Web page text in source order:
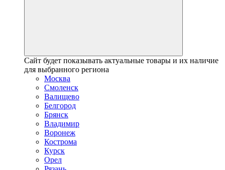
Сайт будет показывать актуальные товары и их наличие
для выбранного региона
Москва
Смоленск
Валищево
Белгород
Брянск
Владимир
Воронеж
Кострома
Курск
Орел